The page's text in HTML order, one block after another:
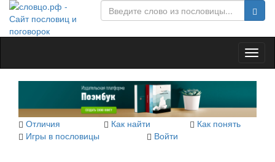
Отличия Как найти
Как понять
Игры в пословицы
Войти